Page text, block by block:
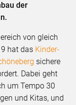
der
von gleich
hat das Kinder-
sichere
Dabei geht
um Tempo 30
und Kitas, und